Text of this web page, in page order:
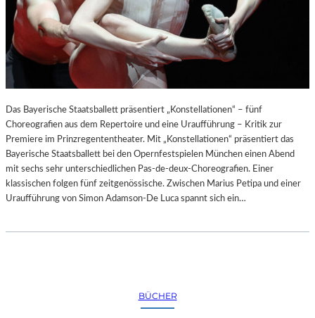
Das Bayerische Staatsballett präsentiert „Konstellationen“ – fünf
Choreografien aus dem Repertoire und eine Uraufführung – Kritik zur
Premiere im Prinzregententheater. Mit „Konstellationen“ präsentiert das
Bayerische Staatsballett bei den Opernfestspielen München einen Abend
mit sechs sehr unterschiedlichen Pas-de-deux-Choreografien. Einer
klassischen folgen fünf zeitgenössische. Zwischen Marius Petipa und einer
Uraufführung von Simon Adamson-De Luca spannt sich ein…
BÜCHER